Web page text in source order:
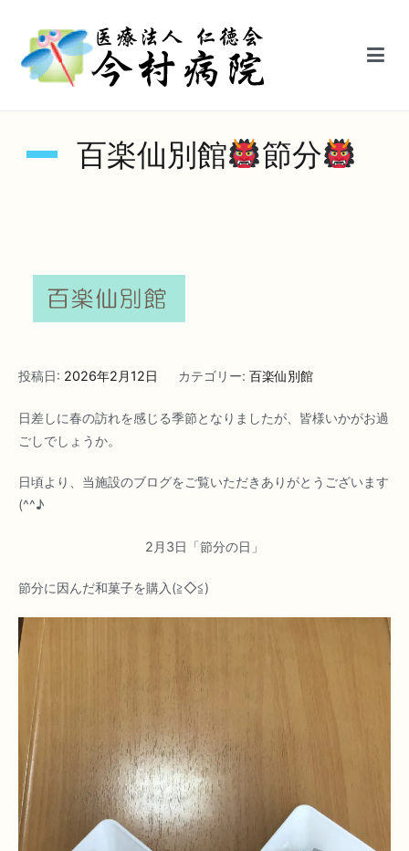
百楽仙別館 節分
投稿日: 2026年2月12日 カテゴリー: 百楽仙別館
日差しに春の訪れを感じる季節となりましたが、皆様いかがお過
ごしでしょうか。
日頃より、当施設のブログをご覧いただきありがとうございます
(^^♪
2月3日「節分の日」
節分に因んだ和菓子を購入(≧◇≦)